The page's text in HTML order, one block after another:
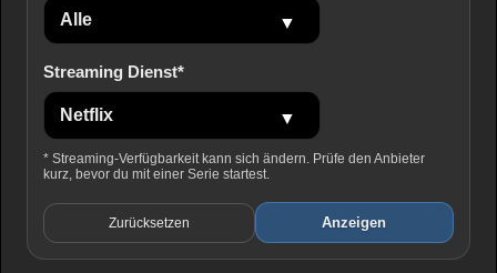
Streaming Dienst*
* Streaming-Verfügbarkeit kann sich ändern. Prüfe den Anbieter
kurz, bevor du mit einer Serie startest.
Zurücksetzen Anzeigen